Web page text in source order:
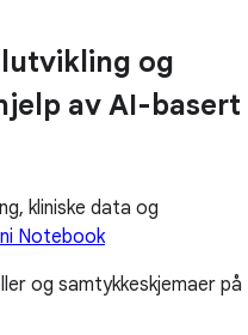
og
av AI-basert
kliniske data og
Notebook
og samtykkeskjemaer på